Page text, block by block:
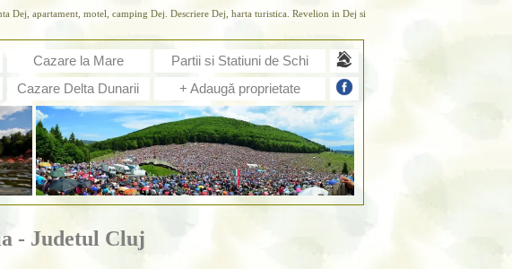
Dej, apartament, motel, camping Dej. Descriere Dej, harta turistica. Revelion in Dej si
Cazare la Mare
Partii si Statiuni de Schi
Cazare Delta Dunarii + Adaugă proprietate
- Judetul Cluj